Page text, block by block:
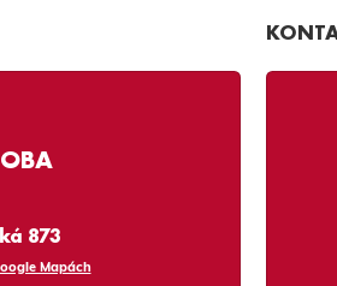
873
Mapách